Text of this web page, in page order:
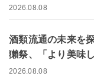
2026.08.08
酒類流通の未来を
獺祭、「より美味
2026.08.08